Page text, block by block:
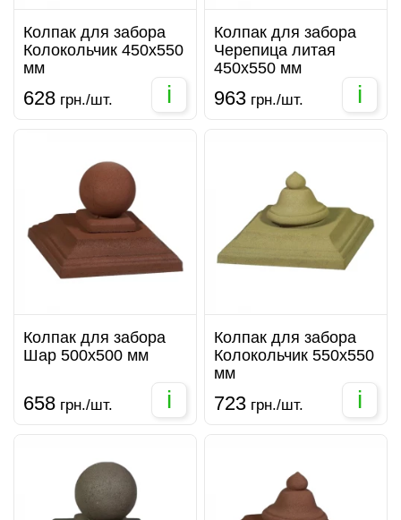
Колпак для забора
Колокольчик 450х550
мм
628 грн./шт. i
Колпак для забора
Черепица литая
450х550 мм
963 грн./шт. i
Колпак для забора
Шар 500х500 мм
658 грн./шт. i
Колпак для забора
Колокольчик 550х550
мм
723 грн./шт. i